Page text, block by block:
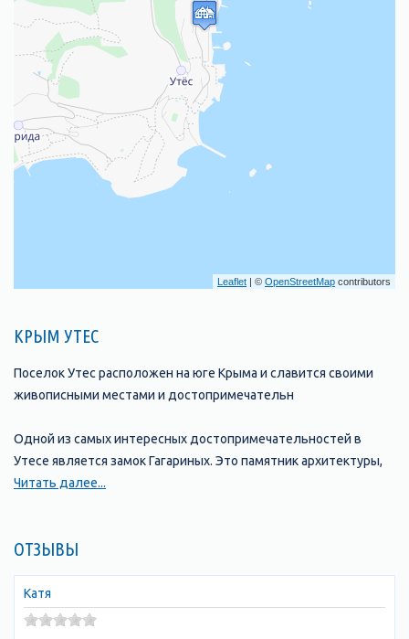
Leaflet | © OpenStreetMap contributors
КРЫМ УТЕС
Поселок Утес расположен на юге Крыма и славится своими
живописными местами и достопримечательн
Одной из самых интересных достопримечательностей в
Утесе является замок Гагариных. Это памятник архитектуры,
который был построен в конце XIX века в стиле французского
на свежем воздухе. Он расположен в центре поселка Утес и
является самым крупным и красивым парком на южном
Читать далее...
ОТЗЫВЫ
Катя